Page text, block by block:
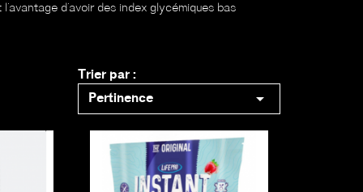
d'avoir des index glycémiques bas
Trier par :
Pertinence
